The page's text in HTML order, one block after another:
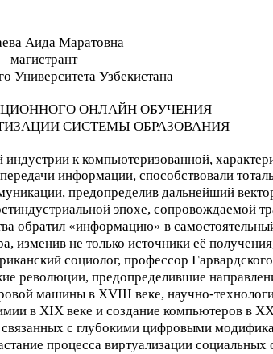
Аида Маратовна
магистрант
Университета Узбекистана
ОНЛАЙН ОБУЧЕНИЯ
СИСТЕМЫ ОБРАЗОВАНИЯ
к компьютеризованной,
информации, способствовали
предопределив дальнейший
эпохе, сопровождаемой
обратил «информацию» в
изменив не только источники её
социолог, профессор
революции, предопределившие
машины в XVIII веке, научно-
в XIX веке и создание компьютеров в
с глубокими цифровыми
процесса виртуализации